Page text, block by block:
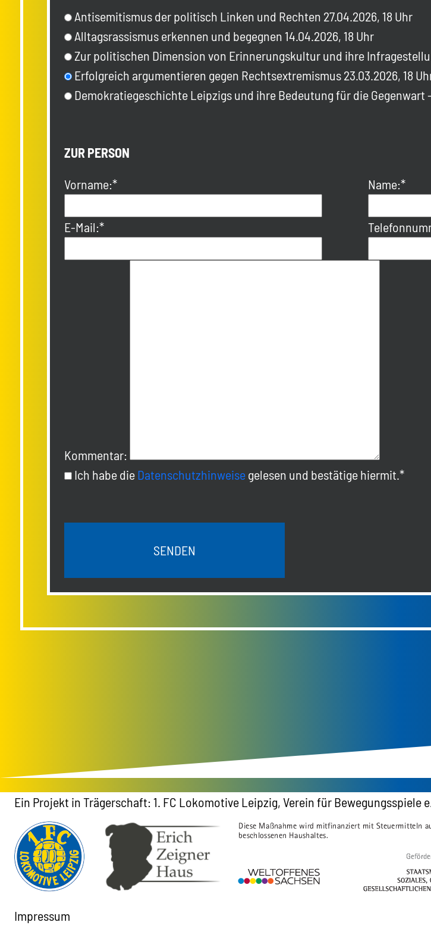
Antisemitismus der politisch Linken und Rechten 27.04.2026, 18 Uhr
Alltagsrassismus erkennen und begegnen 14.04.2026, 18 Uhr
Zur politischen Dimension von Erinnerungskultur und ihre
Erfolgreich argumentieren gegen Rechtsextremismus 23.03.2026, 18
Demokratiegeschichte Leipzigs und ihre Bedeutung für die Gegenwart
ZUR PERSON
Vorname:* Name:*
E-Mail:*
Kommentar:
Ich habe dieDatenschutzhinweisegelesen und bestätige hiermit.*
Ein Projekt in Trägerschaft: 1. FC Lokomotive Leipzig, Verein für Bewegungsspiele
Impressum